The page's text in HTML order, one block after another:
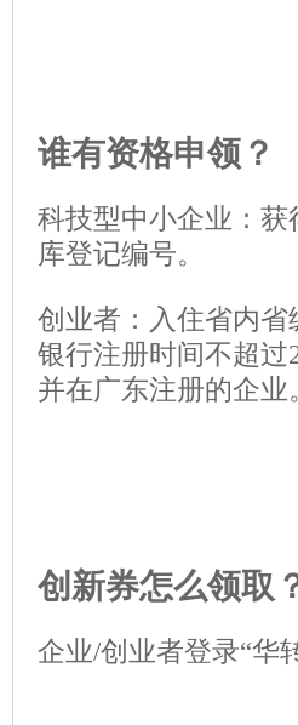
谁有资格申领？
科技型中小企业：获
库登记编号。
创业者：入住省内
银行注册时间不超
并在广东注册的企业
创新券怎么领取
企业/创业者登录“华